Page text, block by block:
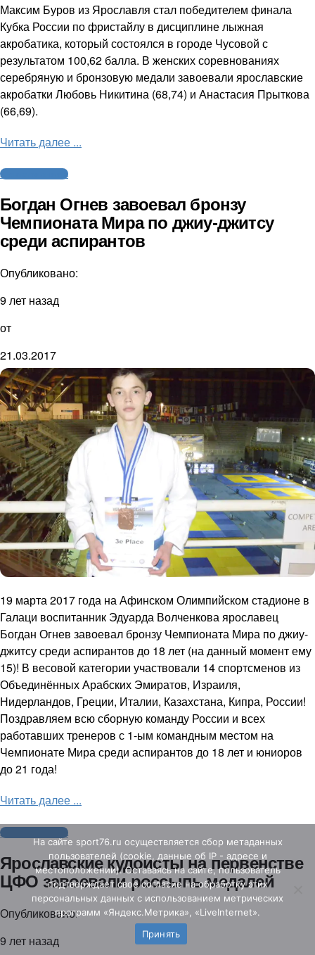
Максим Буров из Ярославля стал победителем финала
Кубка России по фристайлу в дисциплине лыжная
акробатика, который состоялся в городе Чусовой с
результатом 100,62 балла. В женских соревнованиях
серебряную и бронзовую медали завоевали ярославские
акробатки Любовь Никитина (68,74) и Анастасия Прыткова
(66,69).
Читать далее ...
Агентство спорта
Богдан Огнев завоевал бронзу
Чемпионата Мира по джиу-джитсу
среди аспирантов
Опубликовано:
9 лет назад
от
21.03.2017
19 марта 2017 года на Афинском Олимпийском стадионе в
Галаци воспитанник Эдуарда Волченкова ярославец
Богдан Огнев завоевал бронзу Чемпионата Мира по джиу-
джитсу среди аспирантов до 18 лет (на данный момент ему
15)! В весовой категории участвовали 14 спортсменов из
Объединённых Арабских Эмиратов, Израиля,
Нидерландов, Греции, Италии, Казахстана, Кипра, России!
Поздравляем всю сборную команду России и всех
работавших тренеров с 1-ым командным местом на
Чемпионате Мира среди аспирантов до 18 лет и юниоров
до 21 года!
Читать далее ...
Агентство спорта
Ярославские кудоисты на первенстве
ЦФО завоевали россыпь медалей
Опубликовано:
9 лет назад
На сайте sport76.ru осуществляется сбор метаданных
пользователей (cookie, данные об IP - адресе и
местоположении). Оставаясь на сайте, пользователь
подтверждает свое согласие на обработку этих
персональных данных c использованием метрических
программ «Яндекс.Метрика», «LiveInternet».
Принять